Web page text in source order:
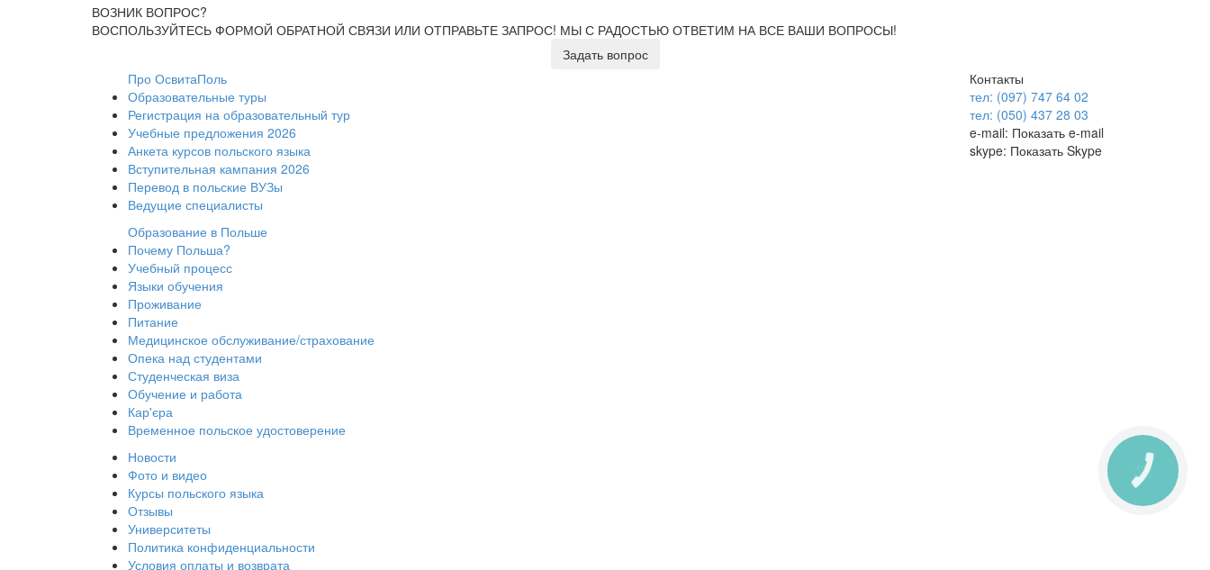
ВОЗНИК ВОПРОС?
ВОСПОЛЬЗУЙТЕСЬ ФОРМОЙ ОБРАТНОЙ СВЯЗИ ИЛИ ОТПРАВЬТЕ ЗАПРОС! МЫ С РАДОСТЬЮ ОТВЕТИМ НА ВСЕ ВАШИ ВОПРОСЫ!
Задать вопрос
Про ОсвитаПоль
Образовательные туры
Регистрация на образовательный тур
Учебные предложения 2026
Анкета курсов польского языка
Вступительная кампания 2026
Перевод в польские ВУЗы
Ведущие специалисты
Образование в Польше
Почему Польша?
Учебный процесс
Языки обучения
Проживание
Питание
Медицинское обслуживание/страхование
Опека над студентами
Студенческая виза
Обучение и работа
Кар'єра
Временное польское удостоверение
Новости
Фото и видео
Курсы польского языка
Отзывы
Университеты
Политика конфиденциальности
Условия оплаты и возврата
Контакты
тел: (097) 747 64 02
тел: (050) 437 28 03
e-mail: Показать e-mail
skype: Показать Skype
КНОПКА
ЗВ'ЯЗКУ